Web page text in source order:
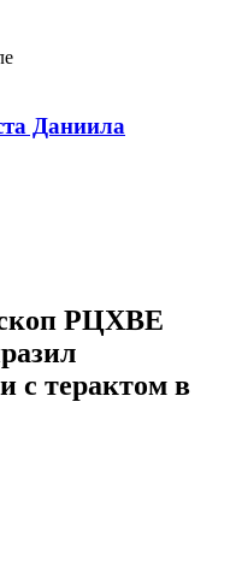
Даниила
РЦХВЕ
с терактом в